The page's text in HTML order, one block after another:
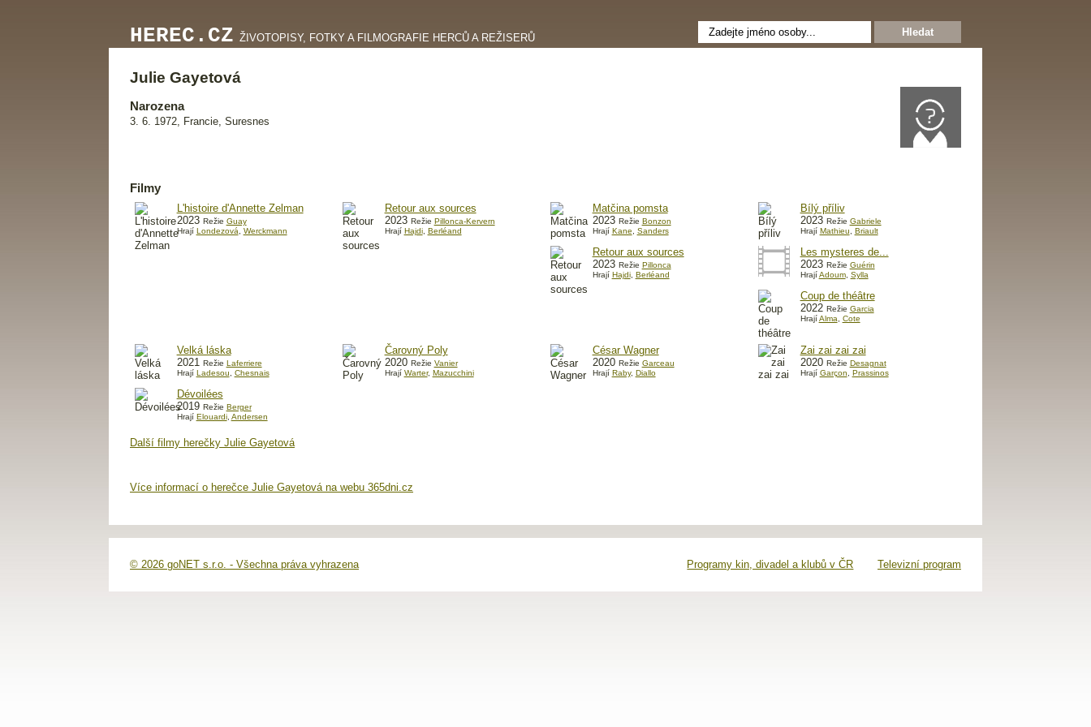
HEREC.CZ ŽIVOTOPISY, FOTKY A FILMOGRAFIE HERCŮ A REŽISERŮ
Julie Gayetová
Narozena
3. 6. 1972, Francie, Suresnes
Filmy
L'histoire d'Annette Zelman
2023 Režie Guay
Hrají Londezová Werckmann
Retour aux sources
2023 Režie Pillonca-Kervern
Hrají Hajdi, Berléand
Matčina pomsta
2023 Režie Bonzon
Hrají Kane Sanders
Bílý příliv
2023 Režie Gabriele
Hrají Mathieu Briault
Retour aux sources
2023 Režie Pillonca
Hrají Hajdi, Berléand
Les mysteres de...
2023 Režie Guérin
HrajíAdoum, Sylla
Coup de théâtre
2022 Režie Garcia
HrajíAlma Cote
Velká láska
2021
Režie Laferriere
Hrají Ladesou Chesnais
Čarovný Poly
2020 Režie Vanier
Hrají Warter, Mazucchini
César Wagner
2020 Režie Garceau
Hrají Raby, Diallo
Zai zai zai zai
2020 Režie Desagnat
Hrají Garçon Prassinos
Dévoilées
2019 Režie Berger
Hrají Elouardi, Andersen
Další filmy herečky Julie Gayetová
Více informací o herečce Julie Gayetová na webu 365dni.cz
© 2026 goNET s.r.o. - Všechna práva vyhrazena Programy kin, divadel a klubů v ČR Televizní program